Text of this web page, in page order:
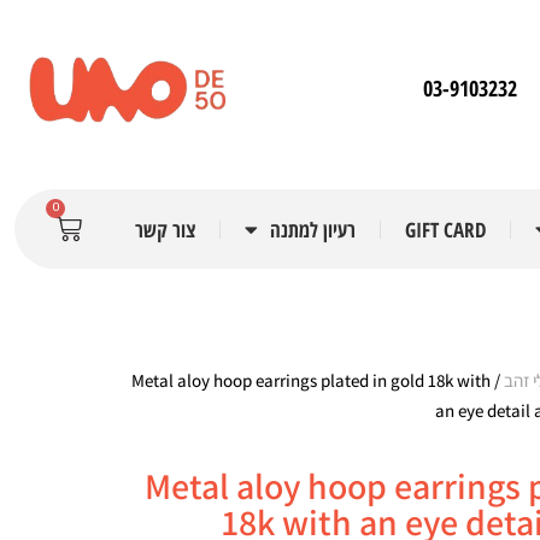
03-9103232
0
GIFT CARD רעיון למתנה צור קשר
זהב / Metal aloy hoop earrings plated in gold 18k with
an eye detail
Metal aloy hoop earrings
18k with an eye